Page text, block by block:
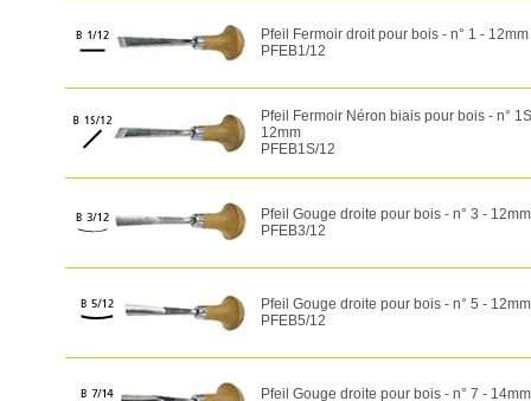
Pfeil Fermoir droit pour bois - n° 1 - 12mm
PFEB1/12
Pfeil Fermoir Néron biais pour bois - n°
12mm
PFEB1S/12
Pfeil Gouge droite pour bois - n° 3 - 12mm
PFEB3/12
Pfeil Gouge droite pour bois - n° 5 - 12mm
PFEB5/12
Pfeil Gouge droite pour bois - n° 7 - 14mm